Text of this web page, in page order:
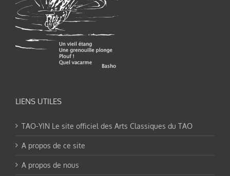
LIENS UTILES
TAO-YIN Le site officiel des Arts Classiques du TAO
A propos de ce site
A propos de nous